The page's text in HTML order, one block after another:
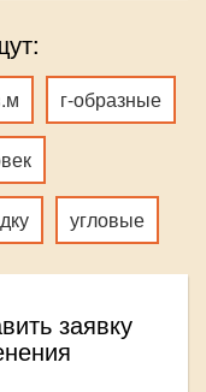
г-образные
угловые
заявку